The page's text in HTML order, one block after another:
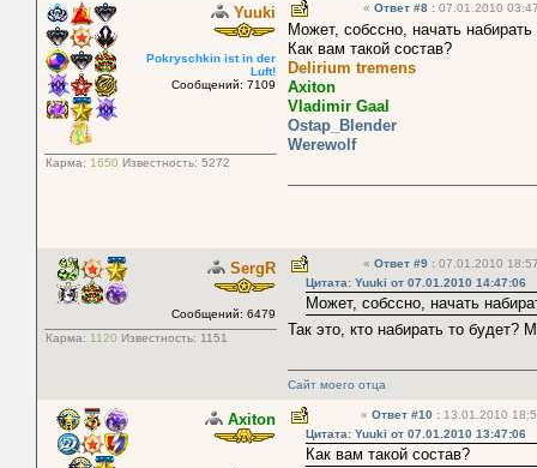
Yuuki
Pokryschkin ist in der
Luft!
Сообщений: 7109
Карма: 1650 Известность: 5272
« Ответ #8 : 07.01.2010
Может, собссно, начать
Как вам такой состав?
Delirium tremens
Axiton
Vladimir Gaal
Ostap_Blender
Werewolf
SergR
Сообщений: 6479
Карма: 1120 Известность: 1151
« Ответ #9 : 07.01.2010
Цитата: Yuuki от 07.01.2010 14:47:06
Может, собссно, начать
Так это, кто набирать то
Сайт моего отца
Axiton « Ответ #10 : 13.01.2010
Цитата: Yuuki от 07.01.2010 13:47:06
Как вам такой состав?